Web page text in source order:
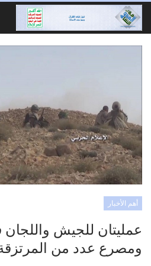
أهم الأخبار
عمليتان للجيش
ومصرع عدد من